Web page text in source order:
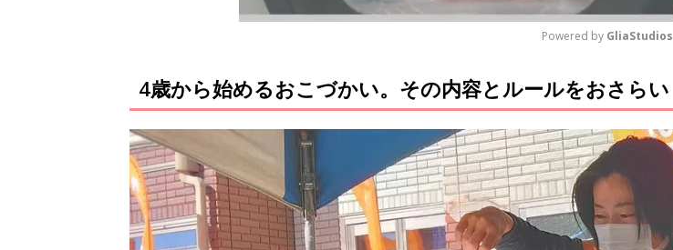
M
u
t
e
Powered by GliaStudios
4歳から始めるおこづかい。その内容とルールをおさらい